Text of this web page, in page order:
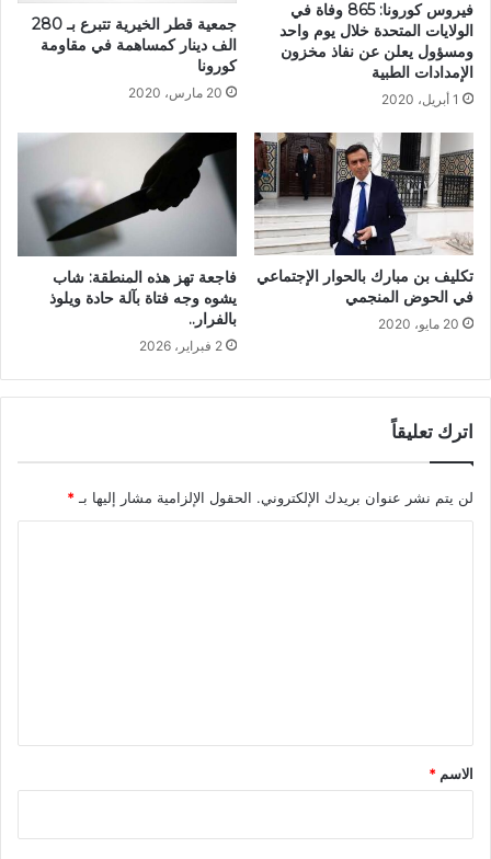
فيروس كورونا: 865 وفاة في
الولايات المتحدة خلال يوم واحد
ومسؤول يعلن عن نفاذ مخزون
الإمدادات الطبية
1 أبريل، 2020
جمعية قطر الخيرية تتبرع بـ 280
الف دينار كمساهمة في مقاومة
كورونا
20 مارس، 2020
تكليف بن مبارك بالحوار الإجتماعي
في الحوض المنجمي
20 مايو، 2020
فاجعة تهز هذه المنطقة: شاب
يشوه وجه فتاة بآلة حادة ويلوذ
بالفرار..
2 فبراير، 2026
اترك تعليقاً
لن يتم نشر عنوان بريدك الإلكتروني. الحقول الإلزامية مشار إليها بـ*
*
الاسم *